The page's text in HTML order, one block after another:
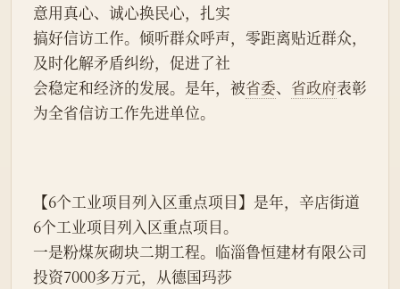
意用真心、诚心换民心，扎实
搞好信访工作。倾听群众呼声，零距离贴近群众，
及时化解矛盾纠纷，促进了社
会稳定和经济的发展。是年，被省委、 省政府表彰
为全省信访工作先进单位。
【6个工业项目列入区重点项目】是年，辛店街道
6个工业项目列入区重点项目。
一是粉煤灰砌块二期工程。临淄鲁恒建材有限公司
投资7000多万元，从德国玛莎